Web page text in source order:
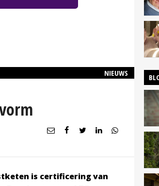
NIEUWS
is certificering van